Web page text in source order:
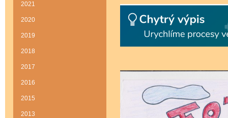
2021
2020
2019
2018
2017
2016
2015
2013